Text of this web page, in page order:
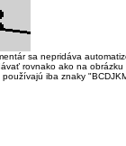
sa nepridáva
rovnako ako na
iba znaky